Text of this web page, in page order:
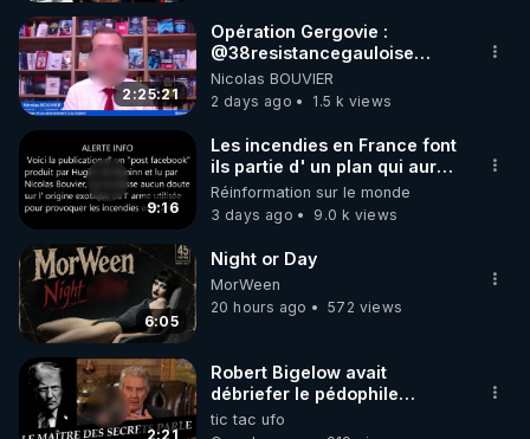
2:25:21
Opération Gergovie :
‪@38resistancegauloise‬
‪@MarionSigautOfficiel‬
‪@gladysriifard5710‬ Laëtitia
Nicolas BOUVIER
2 days ago
1.5 k views
9:16
Les incendies en France font
ils partie d' un plan qui aurait
débuté le 11 septembre 2001
?
Réinformation sur le monde
3 days ago
9.0 k views
6:05
Night or Day
MorWeen
20 hours ago
572 views
2:21
Robert Bigelow avait
débriefer le pédophile
génocidaire de donald j
tic tac ufo